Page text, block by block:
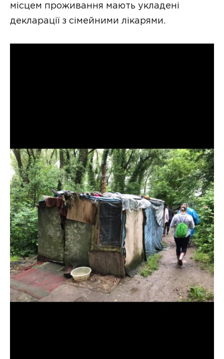
місцем проживання мають укладені
декларації з сімейними лікарями.